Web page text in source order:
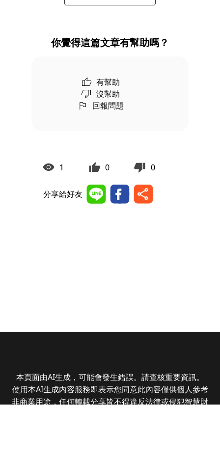
你覺得這篇文章有幫助嗎？
有幫助
沒幫助
回報問題
1 0 0
分享給好友
本頁面由AI生成，可能會發生錯誤。請查核重要資訊。
使用本AI生成內容服務即表示您同意此內容僅供個人參考
非商業用途，任何轉載分享皆不得違反法律或侵犯智慧財